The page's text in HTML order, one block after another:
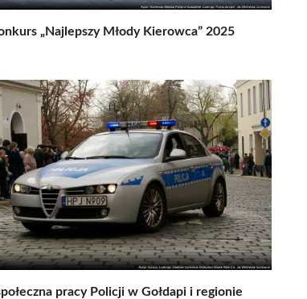
„Najlepszy Młody Kierowca” 2025
pracy Policji w Gołdapi i regionie